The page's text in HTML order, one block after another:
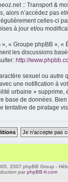
:: Transport &
n’accédez pas
celles-ci
à jour et/ou
« Groupe phpBB »,
les discussions
http://
sexuel ou
une notification à
urbaine »
de données.
de piratage
2007 phpBB Group -
par phpBB-fr.com